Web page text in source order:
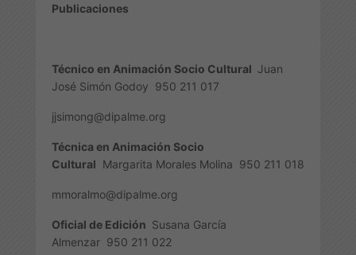
Publicaciones
Técnico en Animación Socio Cultural Juan
José Simón Godoy 950 211 017
jjsimong@dipalme.org
Técnica en Animación Socio
Cultural Margarita Morales Molina 950 211 018
mmoralmo@dipalme.org
Oficial de Edición Susana García
Almenzar 950 211 022